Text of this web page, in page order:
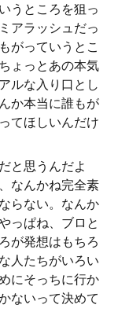
うところを狙っ
アラッシュだっ
がっていうとこ
ょっとあの本気
ルな入り口とし
か本当に誰もが
てほしいんだけ
と思うんだよ
なんかね完全素
らない。なんか
っぱね、ブロと
が発想はもちろ
人たちがいろい
にそっちに行か
ないって決めて